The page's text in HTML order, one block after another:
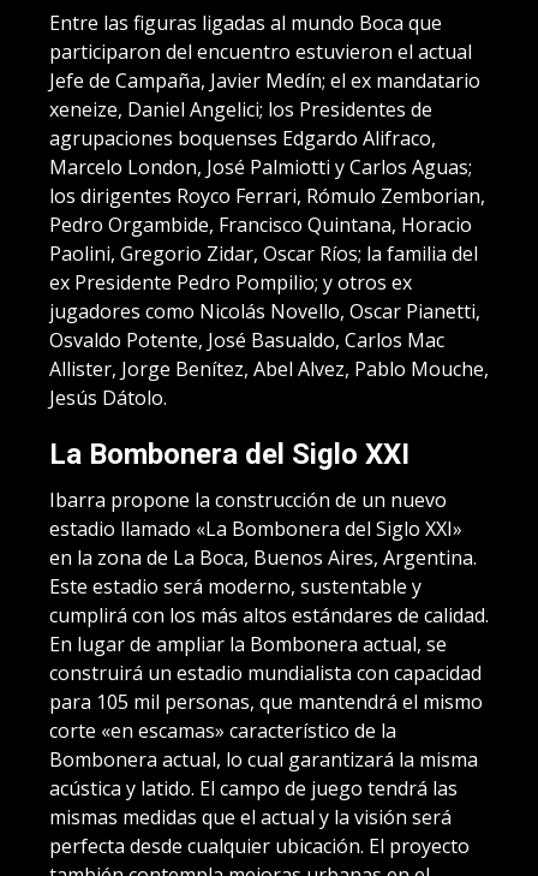
Entre las figuras ligadas al mundo Boca que
participaron del encuentro estuvieron el actual
Jefe de Campaña, Javier Medín; el ex mandatario
xeneize, Daniel Angelici; los Presidentes de
agrupaciones boquenses Edgardo Alifraco,
Marcelo London, José Palmiotti y Carlos Aguas;
los dirigentes Royco Ferrari, Rómulo Zemborian,
Pedro Orgambide, Francisco Quintana, Horacio
Paolini, Gregorio Zidar, Oscar Ríos; la familia del
ex Presidente Pedro Pompilio; y otros ex
jugadores como Nicolás Novello, Oscar Pianetti,
Osvaldo Potente, José Basualdo, Carlos Mac
Allister, Jorge Benítez, Abel Alvez, Pablo Mouche,
Jesús Dátolo.
La Bombonera del Siglo XXI
Ibarra propone la construcción de un nuevo
estadio llamado «La Bombonera del Siglo XXI»
en la zona de La Boca, Buenos Aires, Argentina.
Este estadio será moderno, sustentable y
cumplirá con los más altos estándares de calidad.
En lugar de ampliar la Bombonera actual, se
construirá un estadio mundialista con capacidad
para 105 mil personas, que mantendrá el mismo
corte «en escamas» característico de la
Bombonera actual, lo cual garantizará la misma
acústica y latido. El campo de juego tendrá las
mismas medidas que el actual y la visión será
perfecta desde cualquier ubicación. El proyecto